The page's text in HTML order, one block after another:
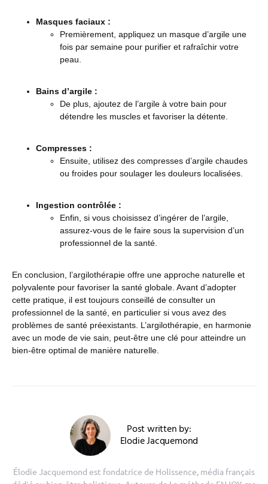
Masques faciaux :
Premièrement, appliquez un masque d’argile une
fois par semaine pour purifier et rafraîchir votre
peau.
Bains d’argile :
De plus, ajoutez de l’argile à votre bain pour
détendre les muscles et favoriser la détente.
Compresses :
Ensuite, utilisez des compresses d’argile chaudes
ou froides pour soulager les douleurs localisées.
Ingestion contrôlée :
Enfin, si vous choisissez d’ingérer de l’argile,
assurez-vous de le faire sous la supervision d’un
professionnel de la santé.
En conclusion, l’argilothérapie offre une approche naturelle et
polyvalente pour favoriser la santé globale. Avant d’adopter
cette pratique, il est toujours conseillé de consulter un
professionnel de la santé, en particulier si vous avez des
problèmes de santé préexistants. L’argilothérapie, en harmonie
avec un mode de vie sain, peut-être une clé pour atteindre un
bien-être optimal de manière naturelle.
Post written by:
Elodie Jacquemond
Élodie Jacquemond est fondatrice de Holissence, média français